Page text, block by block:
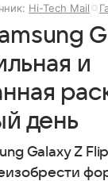
Hi-Tech Mail
и
день
Galaxy Z